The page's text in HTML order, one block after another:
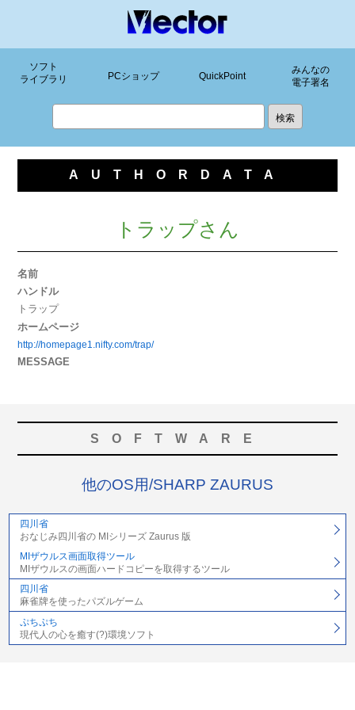
ソフト
ライブラリ
PCショップ QuickPoint
みんなの
電子署名
AUTHORDATA
トラップさん
名前
ハンドル
トラップ
ホームページ
http://homepage1.nifty.com/trap/
MESSAGE
SOFTWARE
他のOS用/SHARP ZAURUS
四川省
おなじみ四川省の MIシリーズ Zaurus 版
MIザウルス画面取得ツール
MIザウルスの画面ハードコピーを取得するツール
四川省
麻雀牌を使ったパズルゲーム
ぷちぷち
現代人の心を癒す(?)環境ソフト